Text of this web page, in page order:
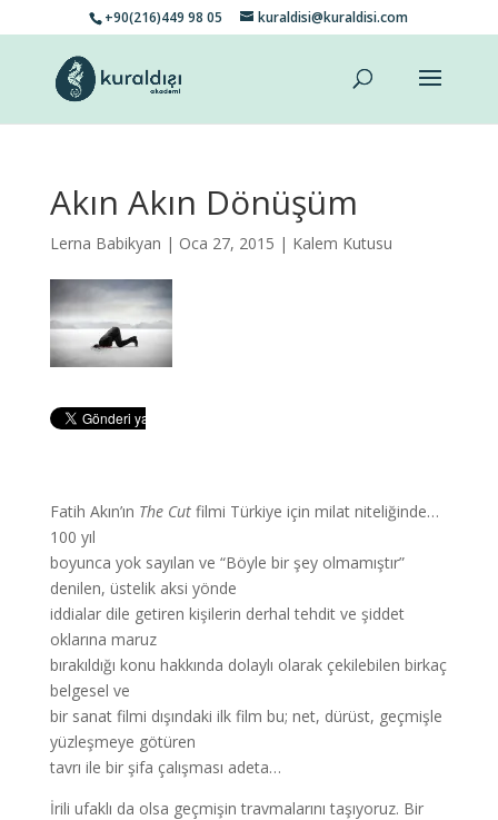
+90(216)449 98 05 kuraldisi@kuraldisi.com
Akın Akın Dönüşüm
Lerna Babikyan | Oca 27, 2015 | Kalem Kutusu
Fatih Akın’ın The Cutfilmi Türkiye için milat niteliğinde…
100 yıl
boyunca yok sayılan ve “Böyle bir şey olmamıştır”
denilen, üstelik aksi yönde
iddialar dile getiren kişilerin derhal tehdit ve şiddet
oklarına maruz
bırakıldığı konu hakkında dolaylı olarak çekilebilen birkaç
belgesel ve
bir sanat filmi dışındaki ilk film bu; net, dürüst, geçmişle
yüzleşmeye götüren
tavrı ile bir şifa çalışması adeta…
İrili ufaklı da olsa geçmişin travmalarını taşıyoruz. Bir